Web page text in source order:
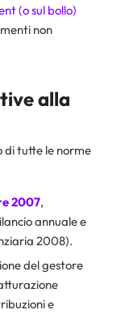
(o sul bollo)
non
alla
di tutte le norme
2007,
annuale e
2008).
del gestore
e